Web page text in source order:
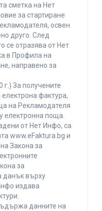
сметка на Нет
за стартиране
освен
друго. След
се отразява от Нет
в Профила на
направено за
г.) За получените
фактура,
на Рекламодателя
електронна поща.
от Нет Инфо, са
www.eFaktura.bg и
Закона за
за
данък върху
издава
данните на